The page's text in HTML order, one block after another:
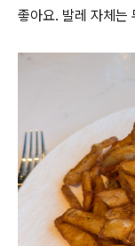
좋아요. 발레 자체는